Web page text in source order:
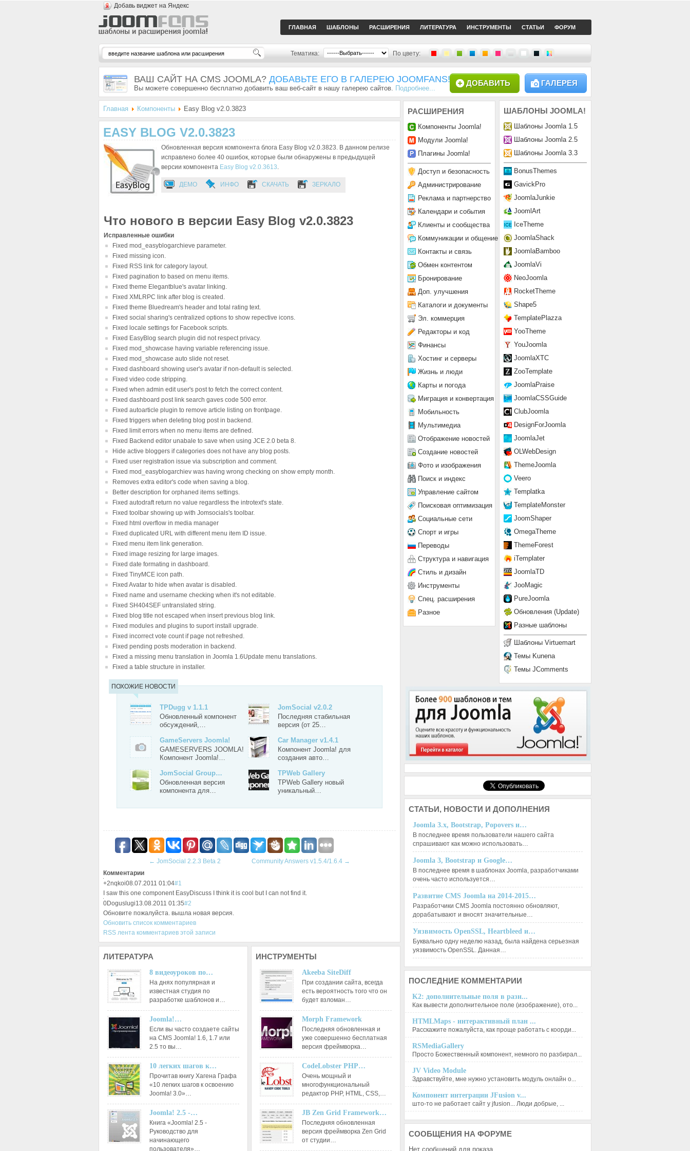
Добавь виджет на Яндекс
ГЛАВНАЯ ШАБЛОНЫ РАСШИРЕНИЯ ЛИТЕРАТУРА ИНСТРУМЕНТЫ СТАТЬИ ФОРУМ
Тематика: По цвету:
ВАШ САЙТ НА CMS JOOMLA? ДОБАВЬТЕ ЕГО В ГАЛЕРЕЮ JOOMFANS!
Вы можете совершенно бесплатно добавить ваш веб-сайт в нашу галерею сайтов. Подробнее...
ГАЛЕРЕЯ
ДОБАВИТЬ
Главная Компоненты Easy Blog v2.0.3823
EASY BLOG V2.0.3823
Обновленная версия компонента блога Easy Blog v2.0.3823. В данном релизе
исправлено более 40 ошибок, которые были обнаружены в предыдущей
версии компонента Easy Blog v2.0.3613.
ДЕМО ИНФО СКАЧАТЬ ЗЕРКАЛО
Что нового в версии Easy Blog v2.0.3823
Исправленные ошибки
Fixed mod_easyblogarchieve parameter.
Fixed missing icon.
Fixed RSS link for category layout.
Fixed pagination to based on menu items.
Fixed theme Elegantblue's avatar linking.
Fixed XMLRPC link after blog is created.
Fixed theme Bluedream's header and total rating text.
Fixed social sharing's centralized options to show repective icons.
Fixed locale settings for Facebook scripts.
Fixed EasyBlog search plugin did not respect privacy.
Fixed mod_showcase having variable referencing issue.
Fixed mod_showcase auto slide not reset.
Fixed dashboard showing user's avatar if non-default is selected.
Fixed video code stripping.
Fixed when admin edit user's post to fetch the correct content.
Fixed dashboard post link search gaves code 500 error.
Fixed autoarticle plugin to remove article listing on frontpage.
Fixed triggers when deleting blog post in backend.
Fixed limit errors when no menu items are defined.
Fixed Backend editor unabale to save when using JCE 2.0 beta 8.
Hide active bloggers if categories does not have any blog posts.
Fixed user registration issue via subscription and comment.
Fixed mod_easyblogarchiev was having wrong checking on show empty month.
Removes extra editor's code when saving a blog.
Better description for orphaned items settings.
Fixed autodraft return no value regardless the introtext's state.
Fixed toolbar showing up with Jomsocials's toolbar.
Fixed html overflow in media manager
Fixed duplicated URL with different menu item ID issue.
Fixed menu item link generation.
Fixed image resizing for large images.
Fixed date formating in dashboard.
Fixed TinyMCE icon path.
Fixed Avatar to hide when avatar is disabled.
Fixed name and username checking when it's not editable.
Fixed SH404SEF untranslated string.
Fixed blog title not escaped when insert previous blog link.
Fixed modules and plugins to suport install upgrade.
Fixed incorrect vote count if page not refreshed.
Fixed pending posts moderation in backend.
Fixed a missing menu translation in Joomla 1.6Update menu translations.
Fixed a table structure in installer.
ПОХОЖИЕ НОВОСТИ
TPDugg v 1.1.1
Обновленный компонент
обсуждений,…
JomSocial v2.0.2
Последняя стабильная
версия (от 25…
GameServers Joomla!
GAMESERVERS JOOMLA!
Компонент Joomla!…
Car Manager v1.4.1
Компонент Joomla! для
создания авто…
JomSocial Group…
Обновленная версия
компонента для…
TPWeb Gallery
TPWeb Gallery новый
уникальный…
← JomSocial 2.2.3 Beta 2 Community Answers v1.5.4/1.6.4 →
Комментарии
+2nqkoi08.07.2011 01:04#1
I saw this one component EasyDiscuss I think it is cool but I can not find it.
0Doguslugi13.08.2011 01:35#2
Обновите пожалуйста. вышла новая версия.
Обновить список комментариев
RSS лента комментариев этой записи
ЛИТЕРАТУРА
8 видеоуроков по…
На днях популярная и
известная студия по
разработке шаблонов и…
Joomla!…
Если вы часто создаете сайты
на CMS Joomla! 1.6, 1.7 или
2.5 то вы…
10 легких шагов к…
Прочитав книгу Хагена Графа
«10 легких шагов к освоению
Joomla! 3.0»…
Joomla! 2.5 -…
Книга «Joomla! 2.5 -
Руководство для
начинающего
пользователя»…
ИНСТРУМЕНТЫ
Akeeba SiteDiff
При создании сайта, всегда
есть вероятность того что он
будет взломан…
Morph Framework
Последняя обновленная и
уже совершенно бесплатная
версия фреймворка…
CodeLobster PHP…
Очень мощный и
многофункциональный
редактор РНР, HTML, CSS,…
JB Zen Grid Framework…
Последняя обновленная
версия фреймворка Zen Grid
от студии…
ШАБЛОНЫ JOOMLA!
Шаблоны Joomla 1.5
Шаблоны Joomla 2.5
Шаблоны Joomla 3.3
BonusThemes
GavickPro
JoomlaJunkie
JoomlArt
IceTheme
JoomlaShack
JoomlaBamboo
JoomlaVi
NeoJoomla
RocketTheme
Shape5
TemplatePlazza
YooTheme
YouJoomla
JoomlaXTC
ZooTemplate
JoomlaPraise
JoomlaCSSGuide
ClubJoomla
DesignForJoomla
JoomlaJet
OLWebDesign
ThemeJoomla
Veero
Templatka
TemplateMonster
JoomShaper
OmegaTheme
ThemeForest
iTemplater
JoomlaTD
JooMagic
PureJoomla
Обновления (Update)
Разные шаблоны
Шаблоны Virtuemart
Темы Kunena
Темы JComments
РАСШИРЕНИЯ
Компоненты Joomla!
Модули Joomla!
Плагины Joomla!
Доступ и безопасность
Администрирование
Реклама и партнерство
Календари и события
Клиенты и сообщества
Коммуникации и общение
Контакты и связь
Обмен контентом
Бронирование
Доп. улучшения
Каталоги и документы
Эл. коммерция
Редакторы и код
Финансы
Хостинг и серверы
Жизнь и люди
Карты и погода
Миграция и конвертация
Мобильность
Мультимедиа
Отображение новостей
Создание новостей
Фото и изображения
Поиск и индекс
Управление сайтом
Поисковая оптимизация
Социальные сети
Спорт и игры
Переводы
Структура и навигация
Стиль и дизайн
Инструменты
Спец. расширения
Разное
СТАТЬИ, НОВОСТИ И ДОПОЛНЕНИЯ
Joomla 3.x, Bootstrap, Popovers и…
В последнее время пользователи нашего сайта
спрашивают как можно использовать…
Joomla 3, Bootstrap и Google…
В последнее время в шаблонах Joomla, разработчиками
очень часто используется…
Развитие CMS Joomla на 2014-2015…
Разработчики CMS Joomla постоянно обновляют,
дорабатывают и вносят значительные…
Уязвимость OpenSSL, Heartbleed и…
Буквально одну неделю назад, была найдена серьезная
уязвимость OpenSSL. Данная…
ПОСЛЕДНИЕ КОММЕНТАРИИ
K2: дополнительные поля в разн...
Как вывести дополнительное поле (изображение), ото...
HTMLMaps - интерактивный план ...
Расскажите пожалуйста, как проще работать с коорди...
RSMediaGallery
Просто Божественный компонент, немного по разбирал...
JV Video Module
Здравствуйте, мне нужно установить модуль онлайн о...
Компонент интеграции JFusion v...
што-то не работает сайт у jfusion... Люди добрые, ...
СООБЩЕНИЯ НА ФОРУМЕ
Нет сообщений для показа